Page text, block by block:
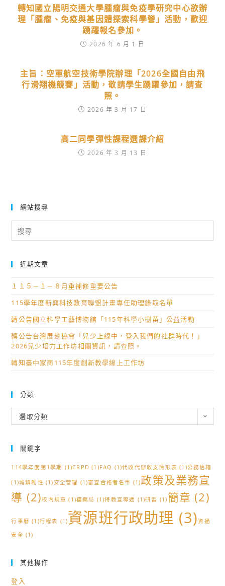
轉知國立陽明交通大學腫瘤與免疫學研究中心欲辦
理「腫瘤、免疫與基因體探索科學營」活動，歡迎
踴躍報名參加。
2026 年 6 月 1 日
主旨：空軍航空技術學院辦理「2026全國自由飛
行滑翔機競賽」活動，敬請學生踴躍參加，請查
照。
2026 年 3 月 17 日
高二同學彈性課程選課介紹
2026 年 3 月 13 日
網站搜尋
for:
近期文章
１１５－１－８月重補修重要公告
115學年度新興科技教育聯盟計畫專任助理錄取名單
轉公告國立科學工藝博物館「115年科學小樹苗」公益活動
轉公告台灣展翅協會「兒少上線中，登入我們的社群時代！」
2026兒少培力工作坊相關資訊，請查照。
轉知臺中家商115年度創新教學線上工作坊
分類
類
選取分類
關鍵字
114學年度第1學期 (1)CRPD (1)FAQ (1)代收代辦收支情形表 (1)公務信箱
(1)城鎮韌性 (1)安全管理 (1)審查合格者名單 (1)政策及業務宣
導 (2)校內規章 (1)檔案局 (1)特教宣導週 (1)研習 (1) 簡章 (2)
行事曆 (1)行程表 (1)資源班行政助理 (3)資通
安全 (1)
其他操作
登入